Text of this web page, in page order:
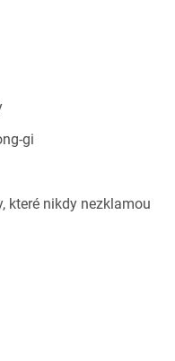
gi
které nikdy nezklamou